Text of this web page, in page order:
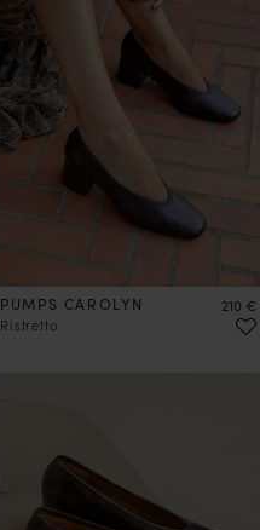
VORBESTELLEN
PUMPS CAROLYN
Ristretto
Preis
210 €